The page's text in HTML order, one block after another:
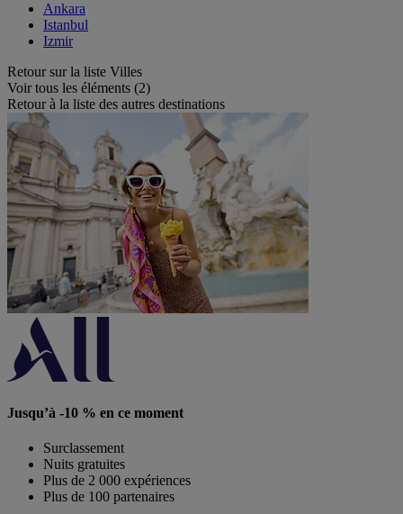
Ankara
Istanbul
Izmir
Retour sur la liste Villes
Voir tous les éléments (2)
Retour à la liste des autres destinations
Jusqu’à -10 % en ce moment
Surclassement
Nuits gratuites
Plus de 2 000 expériences
Plus de 100 partenaires